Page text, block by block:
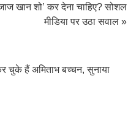
खान शो’ कर देना चाहिए? सोशल
मीडिया पर उठा सवाल »
चुके हैं अमिताभ बच्चन, सुनाया